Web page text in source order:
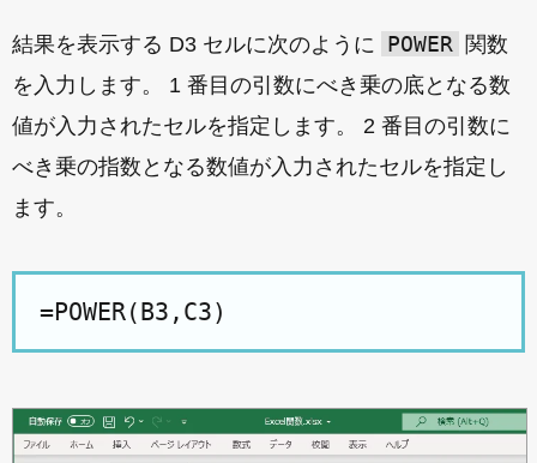
結果を表示する D3 セルに次のように POWER
関数
を入力します。 1 番目の引数にべき乗の底となる数
値が入力されたセルを指定します。 2 番目の引数に
べき乗の指数となる数値が入力されたセルを指定し
ます。
=POWER(B3,C3)